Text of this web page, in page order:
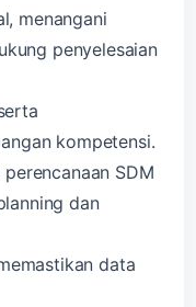
menangani
penyelesaian
kompetensi.
SDM
dan
data